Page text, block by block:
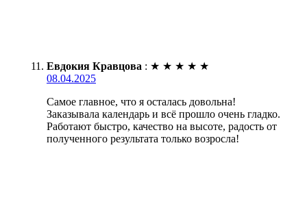
Евдокия Кравцова : ★ ★ ★ ★ ★
08.04.2025
Самое главное, что я осталась довольна!
Заказывала календарь и всё прошло очень гладко.
Работают быстро, качество на высоте, радость от
полученного результата только возросла!